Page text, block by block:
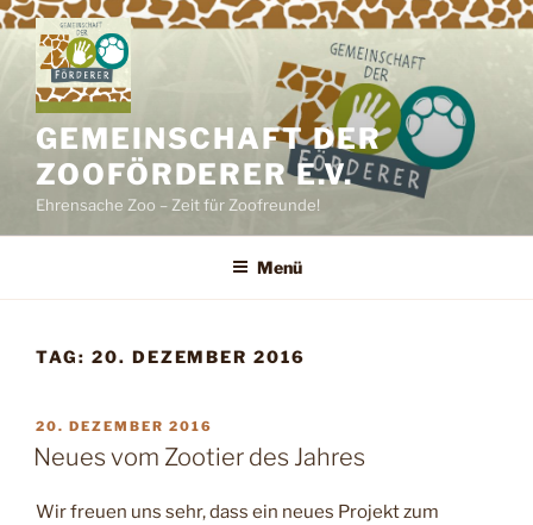
Zum
Inhalt
springen
GEMEINSCHAFT DER
ZOOFÖRDERER E.V.
Ehrensache Zoo – Zeit für Zoofreunde!
Menü
TAG: 20. DEZEMBER 2016
VERÖFFENTLICHT
AM
20. DEZEMBER 2016
Neues vom Zootier des Jahres
Wir freuen uns sehr, dass ein neues Projekt zum